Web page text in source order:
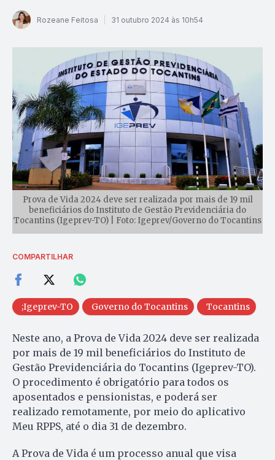
Rozeane Feitosa 31 outubro 2024 às 10h54
Prova de Vida 2024 deve ser realizada por mais de 19 mil
beneficiários do Instituto de Gestão Previdenciária do
Tocantins (Igeprev-TO) | Foto: Igeprev/Governo do Tocantins
COMPARTILHAR
;Igeprev-TO Governo do Tocantins Tocantins
Neste ano, a Prova de Vida 2024 deve ser realizada
por mais de 19 mil beneficiários do Instituto de
Gestão Previdenciária do Tocantins (Igeprev-TO).
O procedimento é obrigatório para todos os
aposentados e pensionistas, e poderá ser
realizado remotamente, por meio do aplicativo
Meu RPPS, até o dia 31 de dezembro.
A Prova de Vida é um processo anual que visa